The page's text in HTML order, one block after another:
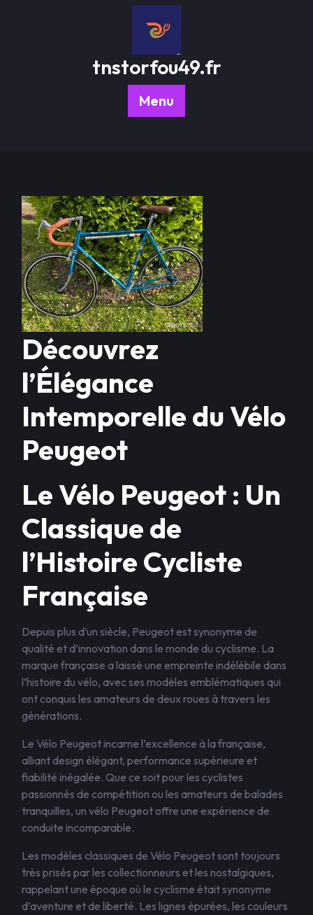
tnstorfou49.fr
Menu
Découvrez
l’Élégance
Intemporelle du Vélo
Peugeot
Le Vélo Peugeot : Un
Classique de
l’Histoire Cycliste
Française
Depuis plus d’un siècle, Peugeot est synonyme de
qualité et d’innovation dans le monde du cyclisme. La
marque française a laissé une empreinte indélébile dans
l’histoire du vélo, avec ses modèles emblématiques qui
ont conquis les amateurs de deux roues à travers les
générations.
Le Vélo Peugeot incarne l’excellence à la française,
alliant design élégant, performance supérieure et
fiabilité inégalée. Que ce soit pour les cyclistes
passionnés de compétition ou les amateurs de balades
tranquilles, un vélo Peugeot offre une expérience de
conduite incomparable.
Les modèles classiques de Vélo Peugeot sont toujours
très prisés par les collectionneurs et les nostalgiques,
rappelant une époque où le cyclisme était synonyme
d’aventure et de liberté. Les lignes épurées, les couleurs